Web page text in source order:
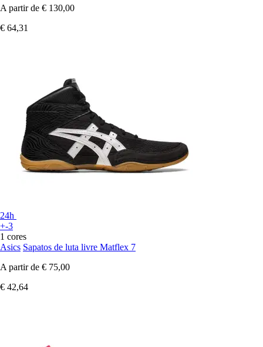
A partir de € 130,00
€ 64,31
24h
+-3
1 cores
Asics Sapatos de luta livre Matflex 7
A partir de € 75,00
€ 42,64